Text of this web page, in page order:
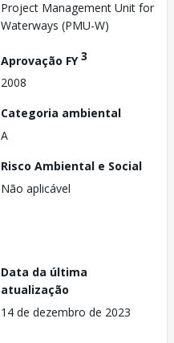
Project Management Unit for
Waterways (PMU-W)
Aprovação FY3
2008
Categoria ambiental
A
Risco Ambiental e Social
Não aplicável
Data da última
atualização
14 de dezembro de 2023